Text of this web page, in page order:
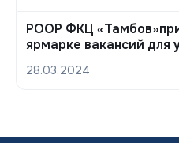
РООР ФКЦ
ярмарке вакансий для
28.03.2024